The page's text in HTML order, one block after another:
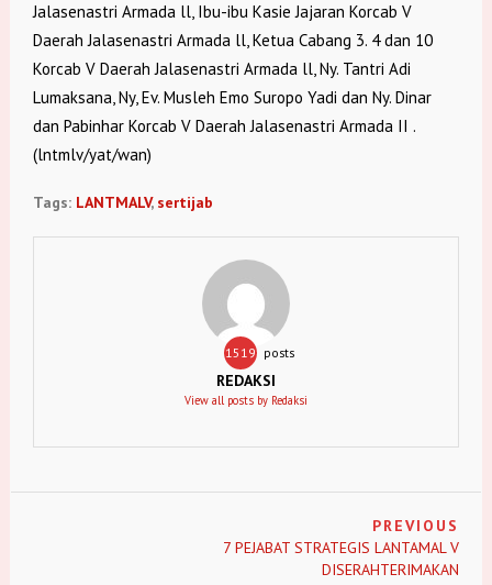
Jalasenastri Armada ll, Ibu-ibu Kasie Jajaran Korcab V
Daerah Jalasenastri Armada ll, Ketua Cabang 3. 4 dan 10
Korcab V Daerah Jalasenastri Armada ll, Ny. Tantri Adi
Lumaksana, Ny, Ev. Musleh Emo Suropo Yadi dan Ny. Dinar
dan Pabinhar Korcab V Daerah Jalasenastri Armada II .
(lntmlv/yat/wan)
Tags: LANTMALV, sertijab
1519 posts
REDAKSI
View all posts by Redaksi
PREVIOUS
7 PEJABAT STRATEGIS LANTAMAL V
DISERAHTERIMAKAN